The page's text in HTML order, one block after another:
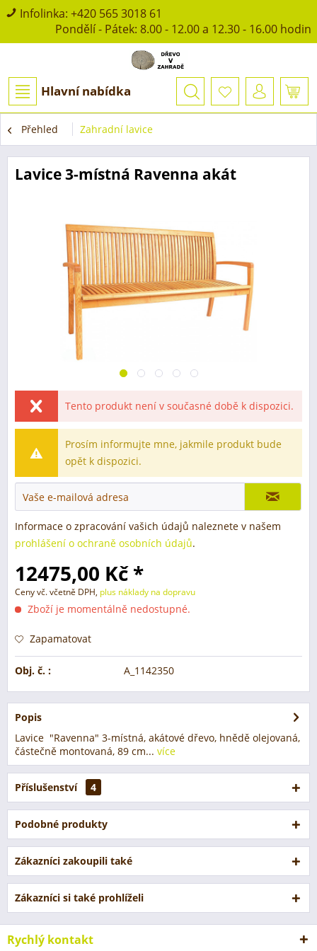
Infolinka: +420 565 3018 61
Pondělí - Pátek: 8.00 - 12.00 a 12.30 - 16.00 hodin
Hlavní nabídka
Přehled Zahradní lavice
Lavice 3-místná Ravenna akát
Tento produkt není v současné době k dispozici.
Prosím informujte mne, jakmile produkt bude
opět k dispozici.
Informace o zpracování vašich údajů naleznete v našem
prohlášení o ochraně osobních údajů.
12475,00 Kč *
Ceny vč. včetně DPH, plus náklady na dopravu
Zboží je momentálně nedostupné.
Zapamatovat
Obj. č. : A_1142350
Popis
Lavice "Ravenna" 3-místná, akátové dřevo, hnědě olejovaná,
částečně montovaná, 89 cm... více
Příslušenství 4
Podobné produkty
Zákazníci zakoupili také
Zákazníci si také prohlíželi
Rychlý kontakt